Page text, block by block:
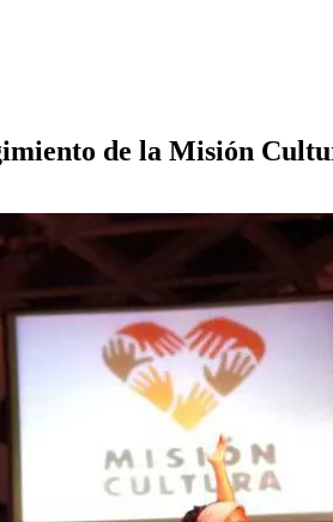
de la Misión